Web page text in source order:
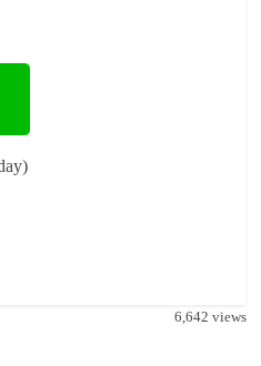
6,642 views